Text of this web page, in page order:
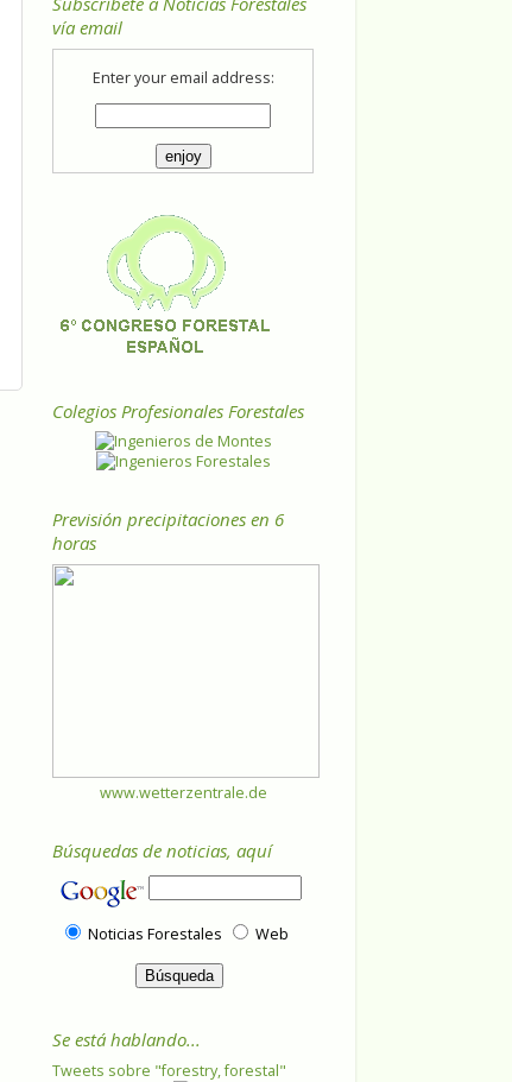
vía email
Enter your email address:
Colegios Profesionales Forestales
Previsión precipitaciones en 6
horas
www.wetterzentrale.de
Búsquedas de noticias, aquí
Noticias Forestales Web
Se está hablando...
Tweets sobre "forestry, forestal"